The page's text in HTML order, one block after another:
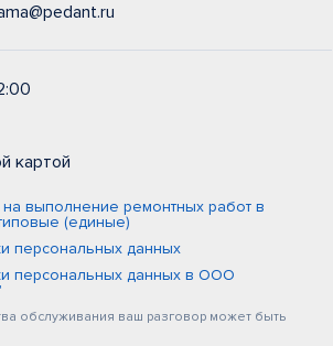
картой
выполнение ремонтных работ в
(единые)
персональных данных
персональных данных в ООО
обслуживания ваш разговор может быть